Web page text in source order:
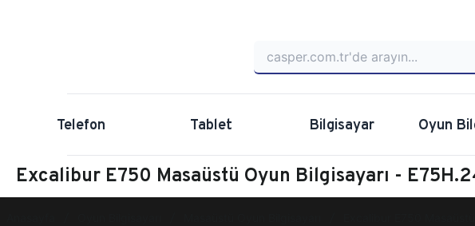
Telefon Tablet Bilgisayar Oyun
Excalibur E750 Masaüstü Oyun Bilgisayarı -